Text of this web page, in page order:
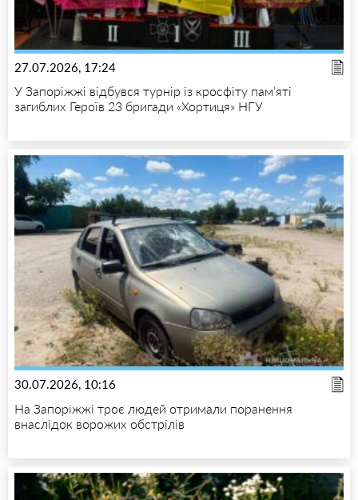
27.07.2026, 17:24
У Запоріжжі відбувся турнір із кросфіту пам’яті
загиблих Героїв 23 бригади «Хортиця» НГУ
30.07.2026, 10:16
На Запоріжжі троє людей отримали поранення
внаслідок ворожих обстрілів